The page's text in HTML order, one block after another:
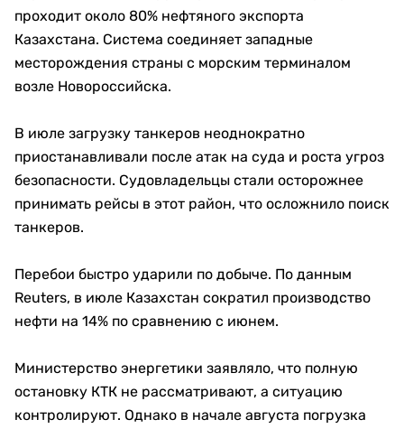
проходит около 80% нефтяного экспорта
Казахстана. Система соединяет западные
месторождения страны с морским терминалом
возле Новороссийска.
В июле загрузку танкеров неоднократно
приостанавливали после атак на суда и роста угроз
безопасности. Судовладельцы стали осторожнее
принимать рейсы в этот район, что осложнило поиск
танкеров.
Перебои быстро ударили по добыче. По данным
Reuters, в июле Казахстан сократил производство
нефти на 14% по сравнению с июнем.
Министерство энергетики заявляло, что полную
остановку КТК не рассматривают, а ситуацию
контролируют. Однако в начале августа погрузка